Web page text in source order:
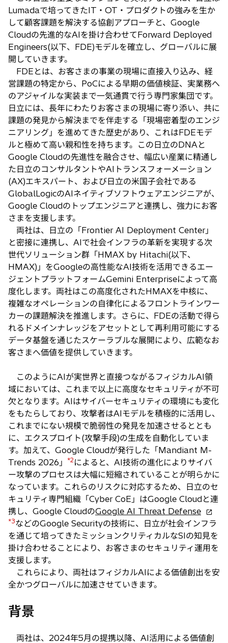
Lumadaで培ってきたIT・OT・プロダクトの強みを生か
して顧客課題を解決する協創アプローチと、Google
Cloudの先進的なAIを掛け合わせてForward Deployed
Engineers(以下、FDE)モデルを確立し、グローバルに展
開していきます。
FDEとは、お客さまの事業の現場に直接入り込み、経
営課題の特定から、PoCによる早期の価値検証、実業務へ
のアジャイルな実装まで一気通貫で行う専門家集団です。
日立には、長年にわたりお客さまの現場に寄り添い、共に
課題の発見から解決までを伴走する「現場密着型のエンジ
ニアリング」を進めてきた歴史があり、これはFDEモデ
ルと極めて高い親和性を持ちます。この日立のDNAと
Google Cloudの先進性を融合させ、幅広い産業に精通し
た日立のコンサルタントやAIトランスフォーメーション
(AX)エキスパート、および日立の米国子会社である
GlobalLogicのAIネイティブソフトウェアエンジニアが、
Google Cloudのトップエンジニアと連携し、強力にお客
さまを支援します。
両社は、日立の「Frontier AI Deployment Center」
と密接に連携し、AIで社会インフラの革新を実現する次
世代ソリューション群「HMAX by Hitachi(以下、
HMAX)」をGoogleの高性能なAI技術を活用できるエー
ジェントプラットフォームGemini Enterpriseによって高
度化します。両社はこの高度化されたHMAXを中核に、
複雑なオペレーションの自律化によるフロントラインワー
カーの課題解決を推進します。さらに、FDEの活動で得ら
れるドメインナレッジをアセットとして再利用可能にする
データ基盤を通じたスケーラブルな展開により、広範なお
客さまへ価値を提供していきます。
このようにAIが実世界と直接つながるフィジカルAI領
域においては、これまで以上に高度なセキュリティが不可
欠となります。AIはサイバーセキュリティの環境にも変化
をもたらしており、攻撃者はAIモデルを積極的に活用し、
これまでにない規模で脆弱性の発見を加速させるととも
に、エクスプロイト(攻撃手段)の生成を自動化していま
す。加えて、Google Cloudが発行した「Mandiant M-
Trends 2026」
*2によると、AI技術の進化によりサイバ
ー攻撃のプロセスは大幅に短縮されていることが明らかに
なっています。これらのリスクに対応するため、日立のセ
キュリティ専門組織「Cyber CoE」はGoogle Cloudと連
携し、Google CloudのGoogle AI Threat Defense新
し
い
タ
で
*3などのGoogle Securityの技術に、日立が社会インフラ
を通じて培ってきたミッションクリティカルなSIの知見を
掛け合わせることにより、お客さまのセキュリティ運用を
支援します。
これらにより、両社はフィジカルAIによる価値創出を安
全かつグローバルに加速させていきます。
背景
両社は、2024年5月の提携以降、AI活用による価値創